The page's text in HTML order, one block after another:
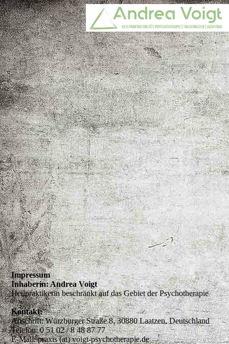
Impressum
Inhaberin: Andrea Voigt
Heilpraktikerin beschränkt auf das Gebiet der Psychotherapie
Kontakt:
Anschrift: Würzburger Straße 8, 30880 Laatzen, Deutschland
Telefon: 0 51 02 / 8 48 87 77
E-Mail: praxis (at) voigt-psychotherapie.de